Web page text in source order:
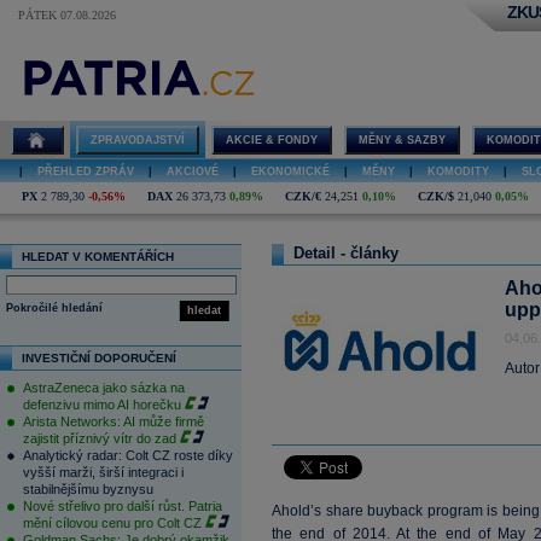
PÁTEK 07.08.2026
ZPRAVODAJSTVÍ AKCIE & FONDY MĚNY & SAZBY
PŘEHLED ZPRÁV AKCIOVÉ EKONOMICKÉ MĚNY KOMODITY
PX 2 789,30 -0,56% DAX 26 373,73 0,89% CZK/€ 24,251 0,10% CZK/$ 21,040 0,05%
HLEDAT V KOMENTÁŘÍCH
hledat
Pokročilé hledání
INVESTIČNÍ DOPORUČENÍ
AstraZeneca jako sázka na
defenzivu mimo AI horečku
Arista Networks: AI může firmě
zajistit příznivý vítr do zad
Analytický radar: Colt CZ roste díky
vyšší marži, širší integraci i
stabilnějšímu byznysu
Nové střelivo pro další růst. Patria
mění cílovou cenu pro Colt CZ
Detail - články
Ahold’s share buyback program is
the end of 2014. At the end of May